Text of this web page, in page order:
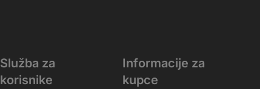
Služba za
korisnike
Informacije za
kupce